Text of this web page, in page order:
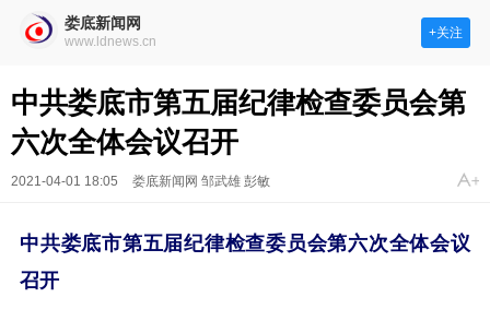
娄底新闻网
www.ldnews.cn
+关注
中共娄底市第五届纪律检查委员会第
六次全体会议召开
2021-04-01 18:05 娄底新闻网 邹武雄 彭敏
中共娄底市第五届纪律检查委员会第六次全体会议
召开